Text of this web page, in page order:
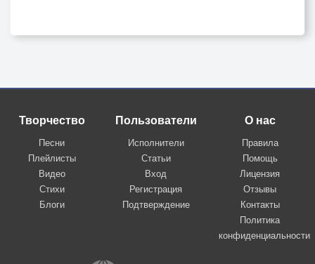
Творчество
Песни
Плейлисты
Видео
Стихи
Блоги
Пользователи
Исполнители
Статьи
Вход
Регистрация
Подтверждение
О нас
Правила
Помощь
Лицензия
Отзывы
Контакты
Политика
конфиденциальности